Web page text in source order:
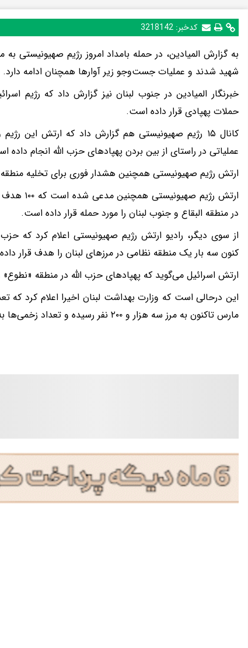
کدخبر:3218142
شهید شدند و عملیات جست‌و‌جو زیر آوار‌ها همچنان ادامه دارد.
خبرنگار المیادین در جنوب لبنان نیز گزارش داد که رژیم
حملات پهپادی قرار داده است.
کانال ۱۵ رژیم صهیونیستی هم گزارش داد که ارتش این
عملیاتی در راستای از بین بردن پهپاد‌های حزب الله انجام داده
ارتش رژیم صهیونیستی همچنین هشدار فوری برای تخلیه
ارتش
در منطقه البقاع و جنوب لبنان را مورد حمله قرار داده است.
از سوی دیگر، رادیو ارتش رژیم صهیونیستی اعلام کرد که حزب
کنون سه بار یک منطقه نظامی در مرز‌های لبنان را هدف قرار
ارتش اسرائیل می‌گوید که پهپاد‌های حزب الله در منطقه «نطوع»
این درحالی است که وزارت بهداشت لبنان اخیرا اعلام کرد که
مارس تاکنون به مرز سه هزار و ۲۰۰ نفر رسیده و تعداد زخمی‌ها به ۹ هزار و ۶۳۳ نفر افزایش یافته است.